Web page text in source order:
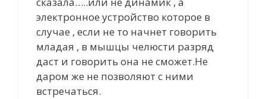
электронное устройство которое в
случае , если не то начнет говорить
младая , в мышцы челюсти разряд
даст и говорить она не сможет.Не
даром же не позволяют с ними
встречаться.